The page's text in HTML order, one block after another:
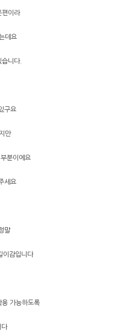
편이라
데요
니다.
구요
만
분이에요
세요
말
이감입니다
용 가능하도록
다